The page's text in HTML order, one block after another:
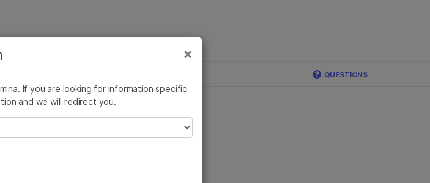
QUESTIONS
中的良
感兴趣的领域: ×
临床肿瘤学
生殖健康
遗传病和罕见病
×
If you are looking for information specific
and we will redirect you.